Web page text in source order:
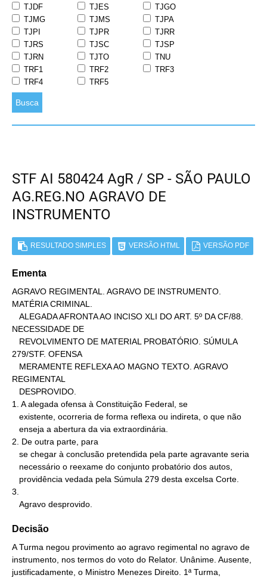
TJDF
TJES
TJGO
TJMG
TJMS
TJPA
TJPI
TJPR
TJRR
TJRS
TJSC
TJSP
TJRN
TJTO
TNU
TRF1
TRF2
TRF3
TRF4
TRF5
Busca
STF AI 580424 AgR / SP - SÃO PAULO
AG.REG.NO AGRAVO DE
INSTRUMENTO
RESULTADO SIMPLES VERSÃO HTML VERSÃO PDF
Ementa
AGRAVO REGIMENTAL. AGRAVO DE INSTRUMENTO.
MATÉRIA CRIMINAL.
NECESSIDADE DE
279/STF. OFENSA
REGIMENTAL
1. A alegada ofensa à Constituição Federal, se
2. De outra parte, para
3.
   Agravo desprovido.
Decisão
A Turma negou provimento ao agravo regimental no agravo de
instrumento, nos termos do voto do Relator. Unânime. Ausente,
justificadamente, o Ministro Menezes Direito. 1ª Turma,